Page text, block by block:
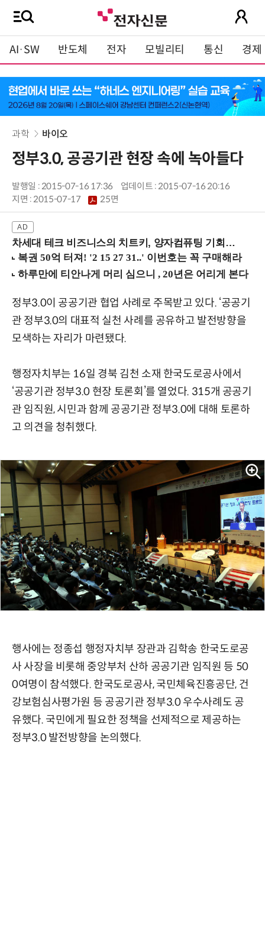
AI·SW 반도체 전자 모빌리티 통신 경제
과학 바이오
정부3.0, 공공기관 현장 속에 녹아들다
발행일 : 2015-07-16 17:36
업데이트 : 2015-07-16 20:16
지면 :2015-07-17 25면
차세대 테크 비즈니스의 치트키, 양자컴퓨팅 기회를 선점하라! (8/28 강남역)
정부3.0이 공공기관 협업 사례로 주목받고 있다. ‘공공기
관 정부3.0의 대표적 실천 사례를 공유하고 발전방향을
모색하는 자리가 마련됐다.
행정자치부는 16일 경북 김천 소재 한국도로공사에서
‘공공기관 정부3.0 현장 토론회’를 열었다. 315개 공공기
관 임직원, 시민과 함께 공공기관 정부3.0에 대해 토론하
고 의견을 청취했다.
행사에는 정종섭 행정자치부 장관과 김학송 한국도로공
사 사장을 비롯해 중앙부처 산하 공공기관 임직원 등 50
0여명이 참석했다. 한국도로공사, 국민체육진흥공단, 건
강보험심사평가원 등 공공기관 정부3.0 우수사례도 공
유했다. 국민에게 필요한 정책을 선제적으로 제공하는
정부3.0 발전방향을 논의했다.